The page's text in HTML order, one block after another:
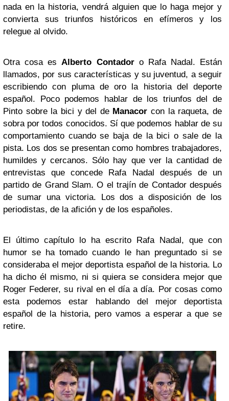
nada en la historia, vendrá alguien que lo haga mejor y
convierta sus triunfos históricos en efímeros y los
relegue al olvido.
Otra cosa esAlberto Contadoro Rafa Nadal. Están
llamados, por sus características y su juventud, a seguir
escribiendo con pluma de oro la historia del deporte
español. Poco podemos hablar de los triunfos del de
Pinto sobre la bici y del de Manacor con la raqueta, de
sobra por todos conocidos. Sí que podemos hablar de su
comportamiento cuando se baja de la bici o sale de la
pista. Los dos se presentan como hombres trabajadores,
humildes y cercanos. Sólo hay que ver la cantidad de
entrevistas que concede Rafa Nadal después de un
partido de Grand Slam. O el trajín de Contador después
de sumar una victoria. Los dos a disposición de los
periodistas, de la afición y de los españoles.
El último capítulo lo ha escrito Rafa Nadal, que con
humor se ha tomado cuando le han preguntado si se
consideraba el mejor deportista español de la historia. Lo
ha dicho él mismo, ni si quiera se considera mejor que
Roger Federer, su rival en el día a día. Por cosas como
esta podemos estar hablando del mejor deportista
español de la historia, pero vamos a esperar a que se
retire.